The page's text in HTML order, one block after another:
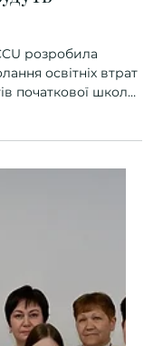
у
початкової школи:
математики та
світ». Наразі